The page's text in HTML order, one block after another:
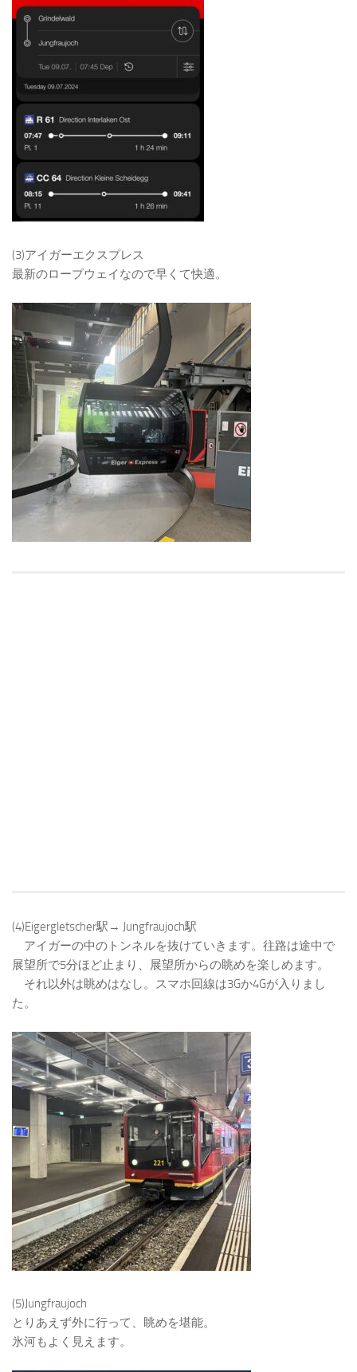
(3)アイガーエクスプレス
最新のロープウェイなので早くて快適。
(4)Eigergletscher駅→ Jungfraujoch駅
アイガーの中のトンネルを抜けていきます。往路は途中で
展望所で5分ほど止まり、展望所からの眺めを楽しめます。
それ以外は眺めはなし。スマホ回線は3Gか4Gが入りまし
た。
(5)Jungfraujoch
とりあえず外に行って、眺めを堪能。
氷河もよく見えます。